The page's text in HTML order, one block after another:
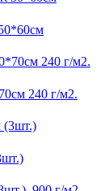
240 г/м2.